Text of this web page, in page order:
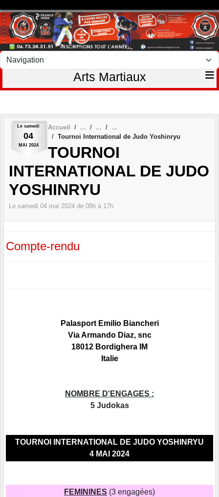
Arts Martiaux
Le samedi
04
MAI 2024
Accueil
Tournoi International de Judo Yoshinryu
TOURNOI
INTERNATIONAL DE JUDO
YOSHINRYU
Le samedi 04 mai 2024 de 08h à 17h
Compte-rendu
Palasport Emilio Biancheri
Via Armando Diaz, snc
18012 Bordighera IM
Italie
NOMBRE D'ENGAGES :
5 Judokas
TOURNOI INTERNATIONAL DE JUDO YOSHINRYU
4 MAI 2024
FEMININES (3 engagées)